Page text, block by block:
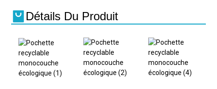
Détails Du Produit